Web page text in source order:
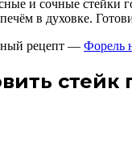
и сочные
в духовке.
рецепт — Форель